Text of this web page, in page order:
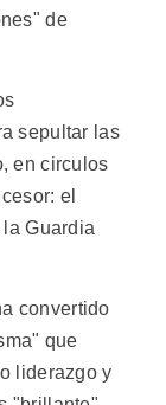
de
sepultar las
en circulos
el
Guardia
convertido
que
liderazgo y